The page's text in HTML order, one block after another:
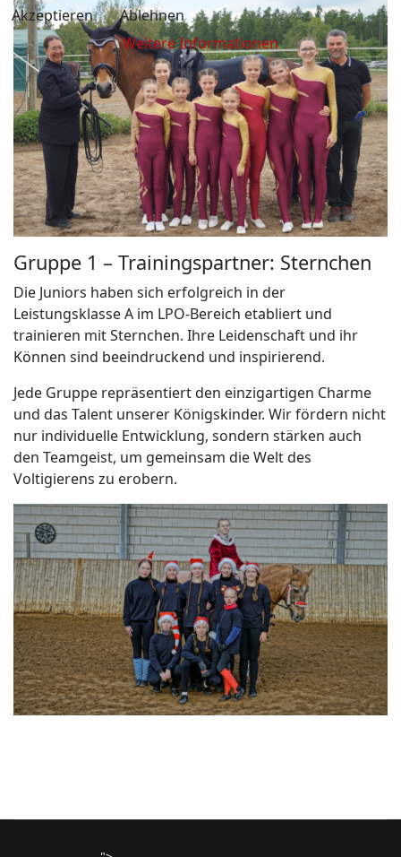
Gruppe 1 – Trainingspartner: Sternchen
Die Juniors haben sich erfolgreich in der
Leistungsklasse A im LPO-Bereich etabliert und
trainieren mit Sternchen. Ihre Leidenschaft und ihr
Können sind beeindruckend und inspirierend.
Jede Gruppe repräsentiert den einzigartigen Charme
und das Talent unserer Königskinder. Wir fördern nicht
nur individuelle Entwicklung, sondern stärken auch
den Teamgeist, um gemeinsam die Welt des
Voltigierens zu erobern.
Akzeptieren
Ablehnen
Weitere Informationen